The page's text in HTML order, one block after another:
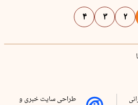
۲ ۳ ۴
طراحی سایت خبری و